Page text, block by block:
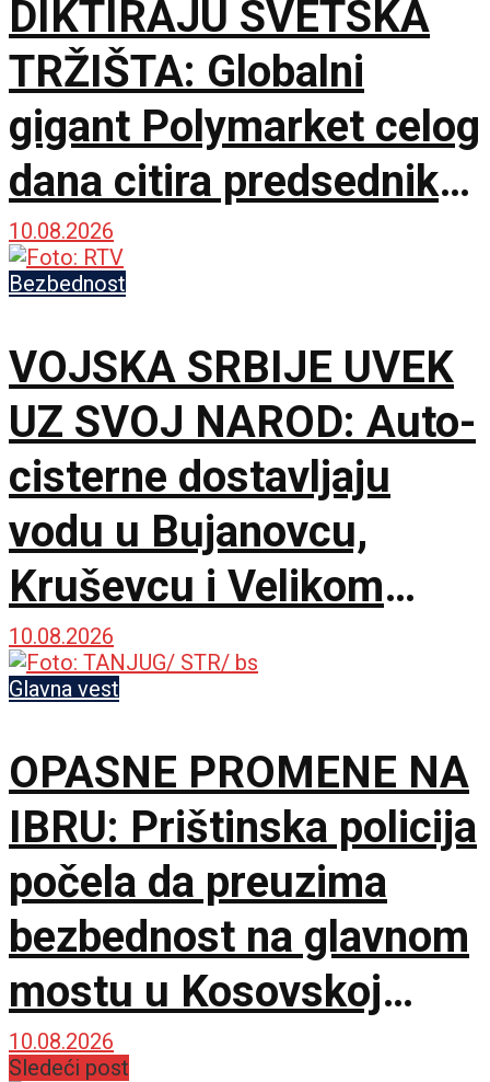
DIKTIRAJU SVETSKA
TRŽIŠTA: Globalni
gigant Polymarket celog
dana citira predsednika
Srbije
10.08.2026
Bezbednost
VOJSKA SRBIJE UVEK
UZ SVOJ NAROD: Auto-
cisterne dostavljaju
vodu u Bujanovcu,
Kruševcu i Velikom
Gradištu, inžinjerci i
lekari stalno na terenu
10.08.2026
Glavna vest
OPASNE PROMENE NA
IBRU: Prištinska policija
počela da preuzima
bezbednost na glavnom
mostu u Kosovskoj
Mitrovici
10.08.2026
Sledeći post